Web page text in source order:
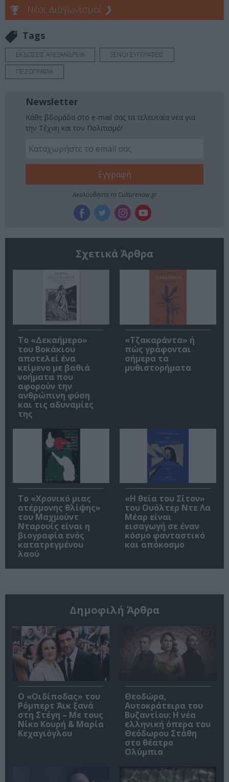
Νέοι Διαγωνισμοί ❯
Tags
ΕΚΔΟΣΕΙΣ ΑΛΕΞΑΝΔΡΕΙΑ
ΞΕΝΟΙ ΣΥΓΓΡΑΦΕΙΣ
ΠΕΖΟΓΡΑΦΙΑ
Newsletter
Κάθε βδομάδα στο e-mail σας τα τελευταία νέα για
την Τέχνη και τον Πολιτισμό!
Ακολουθήστε το Culturenow.gr
Σχετικά Άρθρα
Το «Δεκαήμερο»
του Βοκάκιου
αποτελεί ένα
κείμενο με βαθιά
νοήματα που
αφορούν την
ανθρώπινη φύση
και τις αδυναμίες
της
«Τζακαράντα» ή
πώς γράφονται
σήμερα τα
μυθιστορήματα
Το «Χρονικό μιας
ατέρμονης θλίψης»
του Μαχμούντ
Νταρουίς είναι η
βιογραφία ενός
κατατρεγμένου
λαού
«Η θεία του Σίτον»
του Ουόλτερ Ντε Λα
Μέαρ είναι
εισαγωγή σε έναν
κόσμο φανταστικό
και απόκοσμο
Δημοφιλή Άρθρα
O «Οιδίποδας» του
Ρόμπερτ Άικ ξανά
στη Στέγη – Με τους
Νίκο Κουρή & Μαρία
Κεχαγιόγλου
Θεοδώρα,
Αυτοκράτειρα του
Βυζαντίου: Η νέα
ελληνική όπερα του
Θεόδωρου Στάθη
στο θέατρο
Ολύμπια